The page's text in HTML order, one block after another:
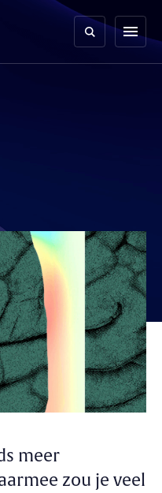
menu
meer
zou je veel